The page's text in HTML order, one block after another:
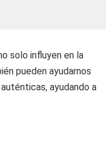
solo influyen en la
pueden ayudarnos
ayudando a